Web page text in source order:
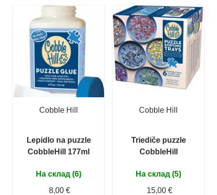
Cobble Hill
Lepidlo na puzzle
CobbleHill 177ml
На склад (6)
8,00 €
Cobble Hill
Triediče puzzle
CobbleHill
На склад (5)
15,00 €